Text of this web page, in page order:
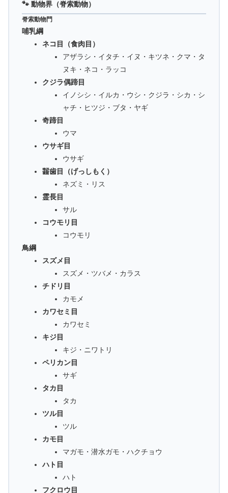
🐾 動物界（脊索動物）
脊索動物門
哺乳綱
ネコ目（食肉目）
アザラシ・イタチ・イヌ・キツネ・クマ・タ
ヌキ・ネコ・ラッコ
クジラ偶蹄目
イノシシ・イルカ・ウシ・クジラ・シカ・シ
ャチ・ヒツジ・ブタ・ヤギ
奇蹄目
ウマ
ウサギ目
ウサギ
齧歯目（げっしもく）
ネズミ・リス
霊長目
サル
コウモリ目
コウモリ
鳥綱
スズメ目
スズメ・ツバメ・カラス
チドリ目
カモメ
カワセミ目
カワセミ
キジ目
キジ・ニワトリ
ペリカン目
サギ
タカ目
タカ
ツル目
ツル
カモ目
マガモ・潜水ガモ・ハクチョウ
ハト目
ハト
フクロウ目